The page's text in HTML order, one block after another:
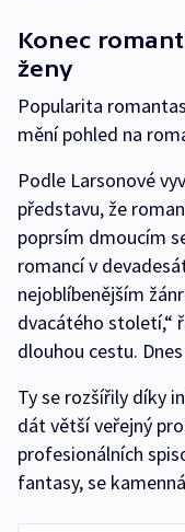
Konec
ženy
Popularita
mění pohled na
Podle Larsonové
představu, že
poprsím dmoucím
romancí v
nejoblíbenějším
dvacátého století,“
dlouhou cestu.
Ty se rozšířily díky
dát větší veřejný
profesionálních
fantasy, se